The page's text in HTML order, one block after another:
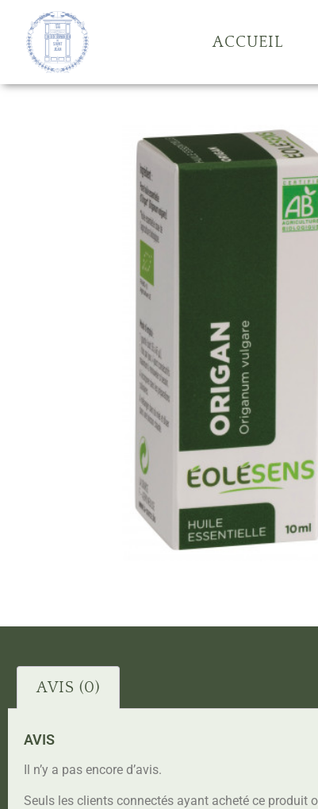
ACCUEIL
AVIS (0)
AVIS
Il n’y a pas encore d’avis.
Seuls les clients connectés ayant acheté ce produit